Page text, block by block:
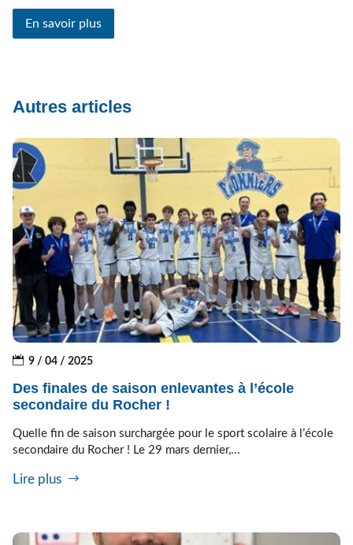
En savoir plus
Autres articles
9 / 04 / 2025
Des finales de saison enlevantes à l’école
secondaire du Rocher !
Quelle fin de saison surchargée pour le sport scolaire à l’école
secondaire du Rocher ! Le 29 mars dernier,...
Lire plus